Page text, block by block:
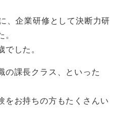
、企業研修として決断力研
した。
の課長クラス、といった
をお持ちの方もたくさんい